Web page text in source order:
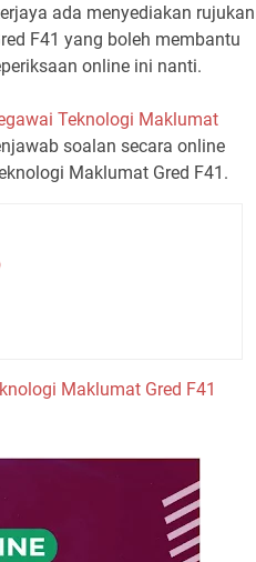
ada menyediakan rujukan
F41 yang boleh membantu
online ini nanti.
Teknologi Maklumat
soalan secara online
Maklumat Gred F41.
Maklumat Gred F41